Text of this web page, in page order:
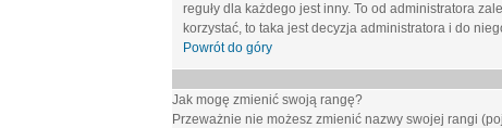
reguły dla każdego jest inny. To od administratora
korzystać, to taka jest decyzja administratora i do
Powrót do góry
Jak mogę zmienić swoją rangę?
Przeważnie nie możesz zmienić nazwy swojej rangi